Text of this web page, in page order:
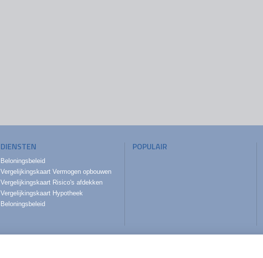
DIENSTEN
Beloningsbeleid
Vergelijkingskaart Vermogen opbouwen
Vergelijkingskaart Risico's afdekken
Vergelijkingskaart Hypotheek
Beloningsbeleid
POPULAIR